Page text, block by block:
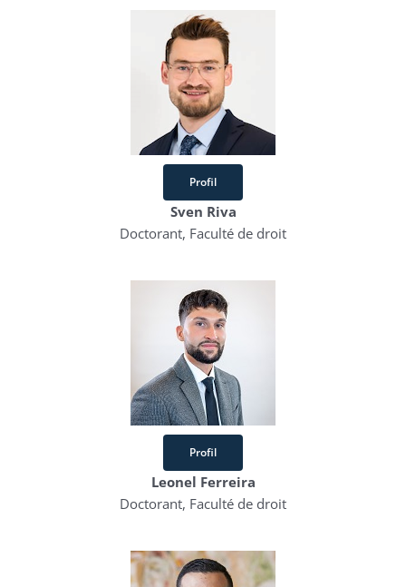
Profil
Sven Riva
Doctorant, Faculté de droit
Profil
Leonel Ferreira
Doctorant, Faculté de droit